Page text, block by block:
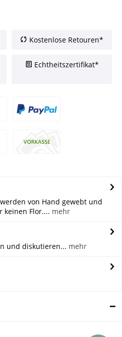
Kostenlose Retouren*
Echtheitszertifikat*
von Hand gewebt und
keinen Flor.... mehr
und diskutieren... mehr